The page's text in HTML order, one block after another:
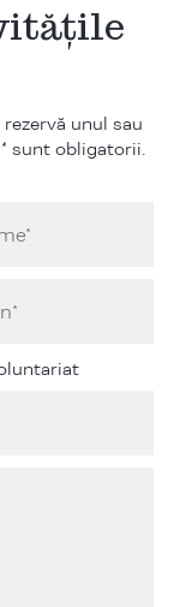
unul sau
sunt obligatorii.